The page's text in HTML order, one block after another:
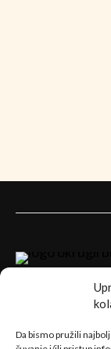
Da bismo pružili